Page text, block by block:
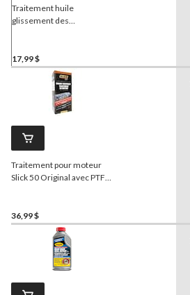
Traitement huile
glissement des
17,99 $
Traitement pour moteur
Slick 50 Original avec PTFE
36,99 $